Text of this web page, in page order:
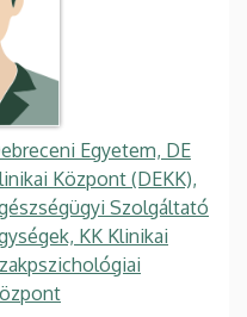
Egyetem, DE
Központ (DEKK),
Szolgáltató
KK Klinikai